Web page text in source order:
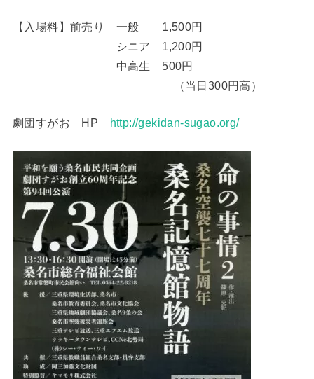
【入場料】前売り 一般 1,500円
シニア 1,200円
中高生 500円
（当日300円高）
劇団すがお HP http://gekidan-sugao.org/